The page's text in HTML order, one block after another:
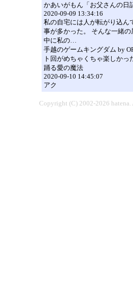
かあいがもん「お父さんの日
2020-09-09 13:34:16
私の自宅には人が転がり込ん
事が多かった。 そんな一緒
中に私の…
手越のゲームキングダム by
ト回がめちゃくちゃ楽しかっ
踊る愛の魔法
2020-09-10 14:45:07
アク
Copyright (C) 2002-2026 hatena.